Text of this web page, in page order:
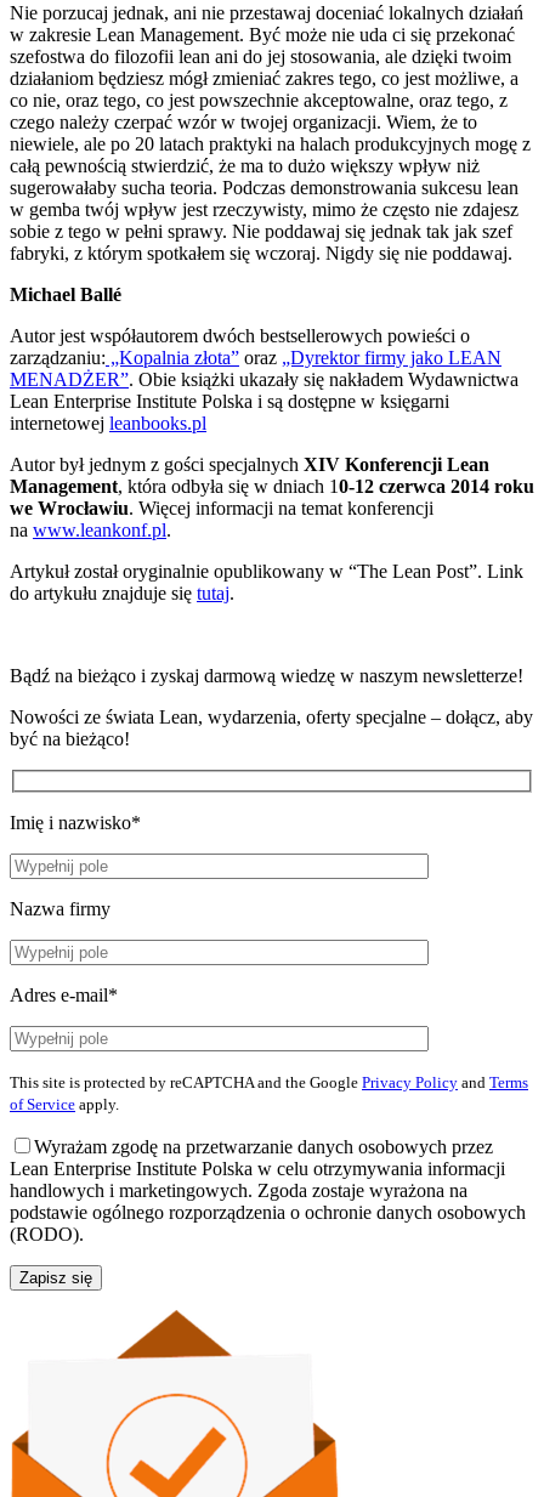
Nie porzucaj jednak, ani nie przestawaj doceniać lokalnych działań
w zakresie Lean Management. Być może nie uda ci się przekonać
szefostwa do filozofii lean ani do jej stosowania, ale dzięki twoim
działaniom będziesz mógł zmieniać zakres tego, co jest możliwe, a
co nie, oraz tego, co jest powszechnie akceptowalne, oraz tego, z
czego należy czerpać wzór w twojej organizacji. Wiem, że to
niewiele, ale po 20 latach praktyki na halach produkcyjnych mogę z
całą pewnością stwierdzić, że ma to dużo większy wpływ niż
sugerowałaby sucha teoria. Podczas demonstrowania sukcesu lean
w gemba twój wpływ jest rzeczywisty, mimo że często nie zdajesz
sobie z tego w pełni sprawy. Nie poddawaj się jednak tak jak szef
fabryki, z którym spotkałem się wczoraj. Nigdy się nie poddawaj.
Michael Ballé
Autor jest współautorem dwóch bestsellerowych powieści o
zarządzaniu: „Kopalnia złota” oraz „Dyrektor firmy jako LEAN
MENADŻER”. Obie książki ukazały się nakładem Wydawnictwa
Lean Enterprise Institute Polska i są dostępne w księgarni
internetowej leanbooks.pl
Autor był jednym z gości specjalnych XIV Konferencji Lean
Management, która odbyła się w dniach 10-12 czerwca 2014 roku
we Wrocławiu. Więcej informacji na temat konferencji
na www.leankonf.pl.
Artykuł został oryginalnie opublikowany w “The Lean Post”. Link
do artykułu znajduje się tutaj.
Bądź na bieżąco i zyskaj darmową wiedzę w naszym newsletterze!
Nowości ze świata Lean, wydarzenia, oferty specjalne – dołącz, aby
być na bieżąco!
Imię i nazwisko*
Nazwa firmy
Adres e-mail*
This site is protected by reCAPTCHA and the Google Privacy Policy and Terms
of Service apply.
Wyrażam zgodę na przetwarzanie danych osobowych przez
Lean Enterprise Institute Polska w celu otrzymywania informacji
handlowych i marketingowych. Zgoda zostaje wyrażona na
podstawie ogólnego rozporządzenia o ochronie danych osobowych
(RODO).
Zapisz się